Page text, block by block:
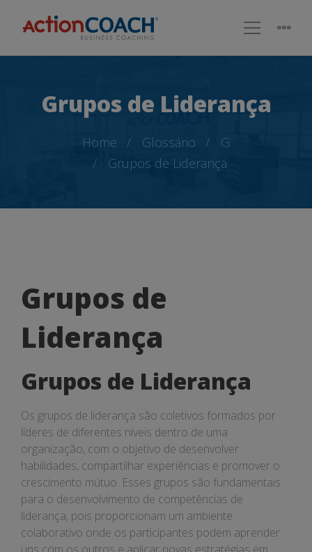
Grupos de Liderança
Home Glossário
G
Grupos de Liderança
Grupos
de
Liderança
Grupos de
Liderança
Grupos de Liderança
Os grupos de liderança são coletivos formados por
líderes de diferentes níveis dentro de uma
organização, com o objetivo de desenvolver
habilidades, compartilhar experiências e promover o
crescimento mútuo. Esses grupos são fundamentais
para o desenvolvimento de competências de
liderança, pois proporcionam um ambiente
colaborativo onde os participantes podem aprender